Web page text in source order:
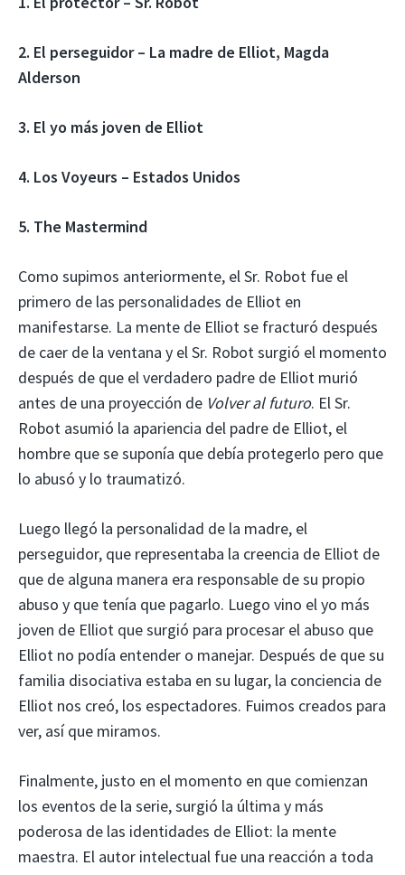
2. El perseguidor – La madre de Elliot, Magda
Alderson
3. El yo más joven de Elliot
4. Los Voyeurs – Estados Unidos
5. The Mastermind
Como supimos anteriormente, el Sr. Robot fue el
primero de las personalidades de Elliot en
manifestarse. La mente de Elliot se fracturó después
de caer de la ventana y el Sr. Robot surgió el momento
después de que el verdadero padre de Elliot murió
antes de una proyección de Volver al futuro. El Sr.
Robot asumió la apariencia del padre de Elliot, el
hombre que se suponía que debía protegerlo pero que
lo abusó y lo traumatizó.
Luego llegó la personalidad de la madre, el
perseguidor, que representaba la creencia de Elliot de
que de alguna manera era responsable de su propio
abuso y que tenía que pagarlo. Luego vino el yo más
joven de Elliot que surgió para procesar el abuso que
Elliot no podía entender o manejar. Después de que su
familia disociativa estaba en su lugar, la conciencia de
Elliot nos creó, los espectadores. Fuimos creados para
ver, así que miramos.
Finalmente, justo en el momento en que comienzan
los eventos de la serie, surgió la última y más
poderosa de las identidades de Elliot: la mente
maestra. El autor intelectual fue una reacción a toda